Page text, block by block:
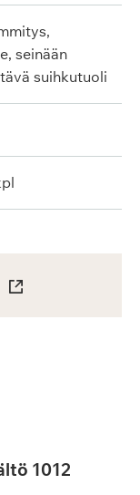
seinään
suihkutuoli
1012